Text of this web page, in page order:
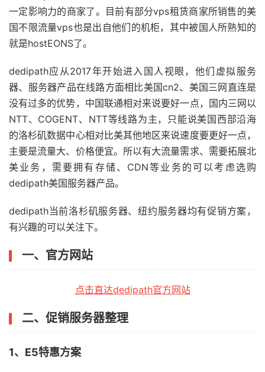
一定影响力的商家了。目前有部分vps租赁商家所销售的美
国不限流量vps也是出自他们的机柜，其中被国人所熟知的
就是hostEONS了。
dedipath应从2017年开始进入国人视眼，他们虚拟服务
器、服务器产品在线路方面相比美国cn2、美国三网直连是
没有过多的优势，中国联通相对来说要好一点，国内三网以
NTT、COGENT、NTT等线路为主，只能说美国西部沿海
的洛杉矶数据中心相对比美其他地区来说速度要更好一点，
主要是流量大、价格便宜。所以有大流量需求、需要拓展北
美业务，需要拥有存储、CDN等业务的可以考虑选购
dedipath美国服务器产品。
dedipath当前洛杉矶服务器、纽约服务器均有促销方案，
有兴趣的可以关注下。
一、官方网站
点击直达dedipath官方网站
二、促销服务器整理
1、E5特惠方案